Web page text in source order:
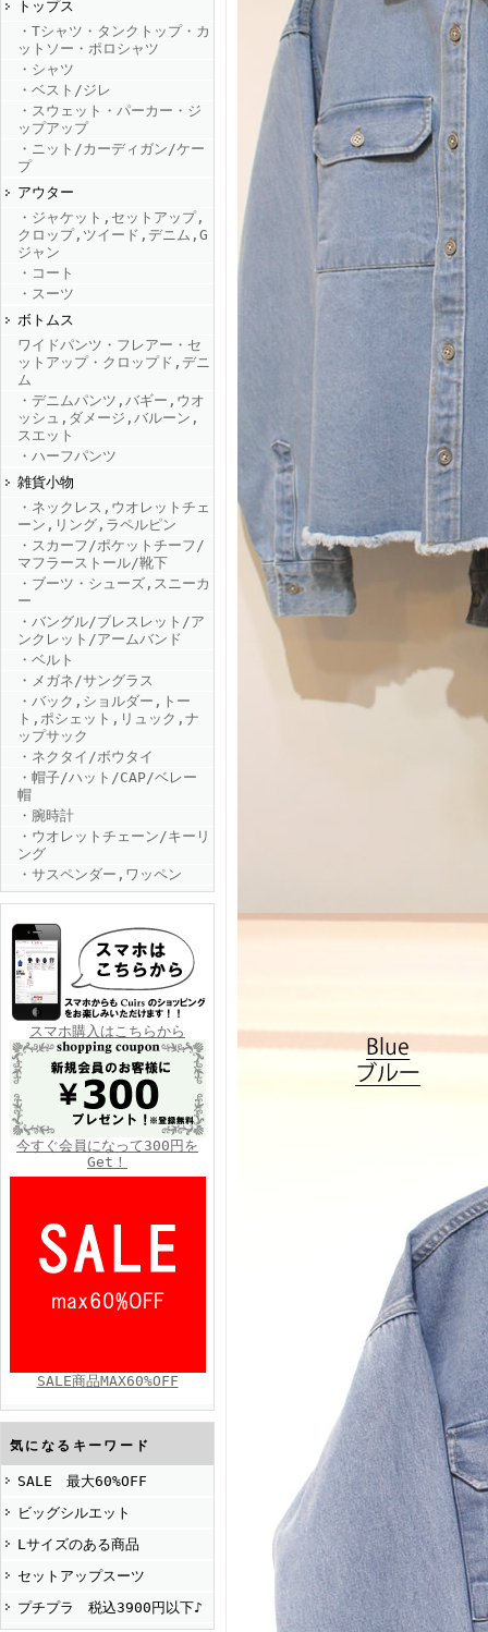
FINEBOYS2025年10月号
FINEBOYS2025年9月号
FINEBOYS2025年8月号
FINEBOYS2025年7月号
FINEBOYS2025年6月号
FINEBOYS2025年5月号
FINEBOYS2025年4月号
トップス
・Tシャツ・タンクトップ・カ
ットソー・ポロシャツ
・シャツ
・ベスト/ジレ
・スウェット・パーカー・ジ
ップアップ
・ニット/カーディガン/ケー
プ
アウター
・ジャケット,セットアップ,
クロップ,ツイード,デニム,G
ジャン
・コート
・スーツ
ボトムス
ワイドパンツ・フレアー・セ
ットアップ・クロップド,デニ
ム
・デニムパンツ,バギー,ウオ
ッシュ,ダメージ,バルーン,
スエット
・ハーフパンツ
雑貨小物
・ネックレス,ウオレットチェ
ーン,リング,ラペルピン
・スカーフ/ポケットチーフ/
マフラーストール/靴下
・ブーツ・シューズ,スニーカ
ー
・バングル/ブレスレット/ア
ンクレット/アームバンド
・ベルト
・メガネ/サングラス
・バック,ショルダー,トー
ト,ポシェット,リュック,ナ
ップサック
・ネクタイ/ボウタイ
・帽子/ハット/CAP/ベレー
帽
・腕時計
・ウオレットチェーン/キーリ
ング
・サスペンダー,ワッペン
スマホ購入はこちらから
今すぐ会員になって300円を
Get！
SALE商品MAX60%OFF
気になるキーワード
SALE 最大60%OFF
ビッグシルエット
Lサイズのある商品
セットアップスーツ
プチプラ 税込3900円以下♪